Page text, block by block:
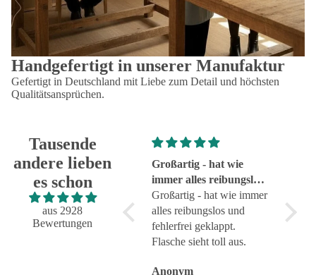
Handgefertigt in unserer Manufaktur
Gefertigt in Deutschland mit Liebe zum Detail und höchsten
Qualitätsansprüchen.
Tausende
andere lieben
es schon
aus 2928
Bewertungen
Super!
Super!
Großartig - hat wie
immer alles reibungslos
und fehlerfrei geklappt
Großartig - hat wie immer
alles reibungslos und
fehlerfrei geklappt.
Flasche sieht toll aus.
Anonym